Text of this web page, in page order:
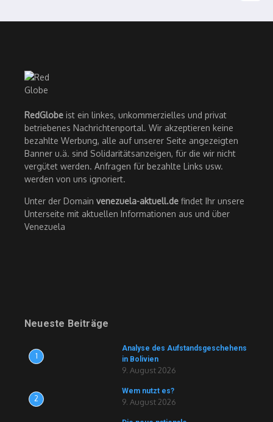
RedGlobe ist ein linkes, unkommerzielles und privat
betriebenes Nachrichtenportal. Wir akzeptieren keine
bezahlte Werbung, alle auf unserer Seite angezeigten
Banner u.ä. sind Solidaritätsanzeigen, für die wir nicht
vergütet werden. Anfragen für bezahlte Links usw.
werden von uns ignoriert.
Unter der Domain venezuela-aktuell.de findet Ihr unsere
Unterseite mit aktuellen Informationen aus und über
Venezuela
Neueste Beiträge
1
Analyse des Aufstandsgeschehens
in Bolivien
9. August 2026
2
Wem nutzt es?
9. August 2026